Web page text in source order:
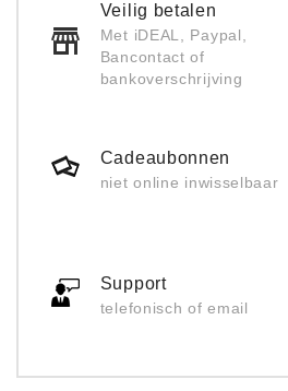
Veilig betalen
Met iDEAL, Paypal,
Bancontact of
bankoverschrijving
Cadeaubonnen
niet online inwisselbaar
Support
telefonisch of email